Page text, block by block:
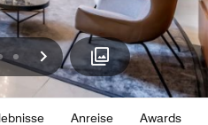
45 Weiter
Anreise Awards